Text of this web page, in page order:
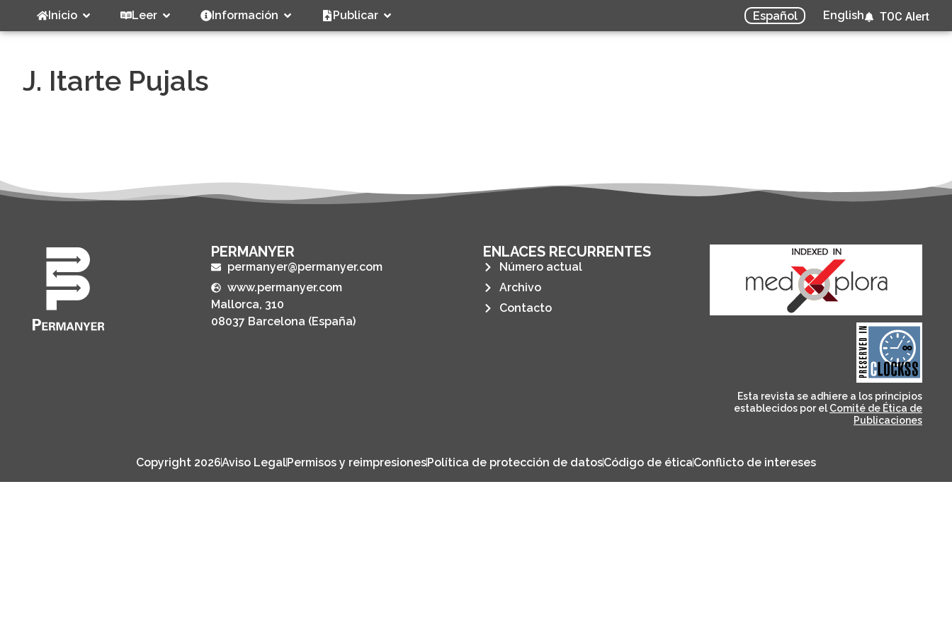
Inicio Leer Información Publicar Español English TOC Alert
J. Itarte Pujals
PERMANYER
permanyer@permanyer.com
www.permanyer.com
Mallorca, 310
08037 Barcelona (España)
ENLACES RECURRENTES
Número actual
Archivo
Contacto
CLOCKSS is a dak archive
that ensures the long-
term survival of web-
based scholary
publications, governed by
and for its stakeholders.
Esta revista se adhiere a los principios
establecidos por el Comité de Ética de
Publicaciones
Copyright 2026Aviso LegalPermisos y reimpresionesPolítica de protección de datosCódigo de éticaConflicto de intereses